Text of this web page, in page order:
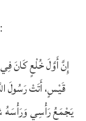
إِنَّ أَوَّلَ خُلْعٍ كَانَ
قَيْسٍ، أَتَتْ رَسُولَ
يَجْمَعُ رَأْسِي وَرَأْسَهُ